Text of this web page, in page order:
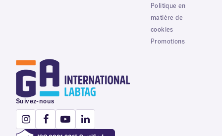
Politique en
matière de
cookies
Promotions
Suivez-nous